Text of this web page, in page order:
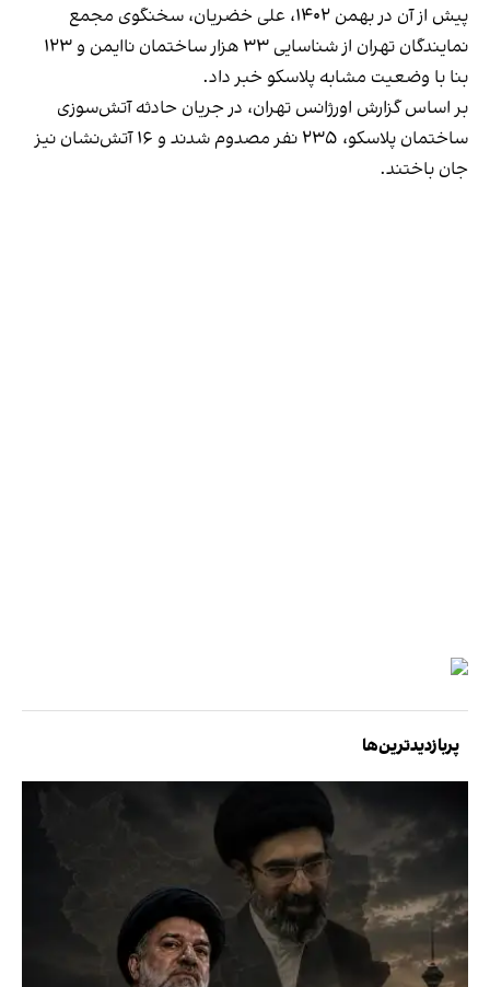
پیش از آن در بهمن ۱۴۰۲، علی خضریان، سخنگوی مجمع
نمایندگان تهران از شناسایی ۳۳ هزار ساختمان ناایمن و ۱۲۳
بنا با وضعیت مشابه پلاسکو خبر داد.
بر اساس گزارش اورژانس تهران، در جریان حادثه آتش‌سوزی
ساختمان پلاسکو، ۲۳۵ نفر مصدوم شدند و ۱۶ آتش‌نشان نیز
جان باختند.
پربازدیدترین‌ها